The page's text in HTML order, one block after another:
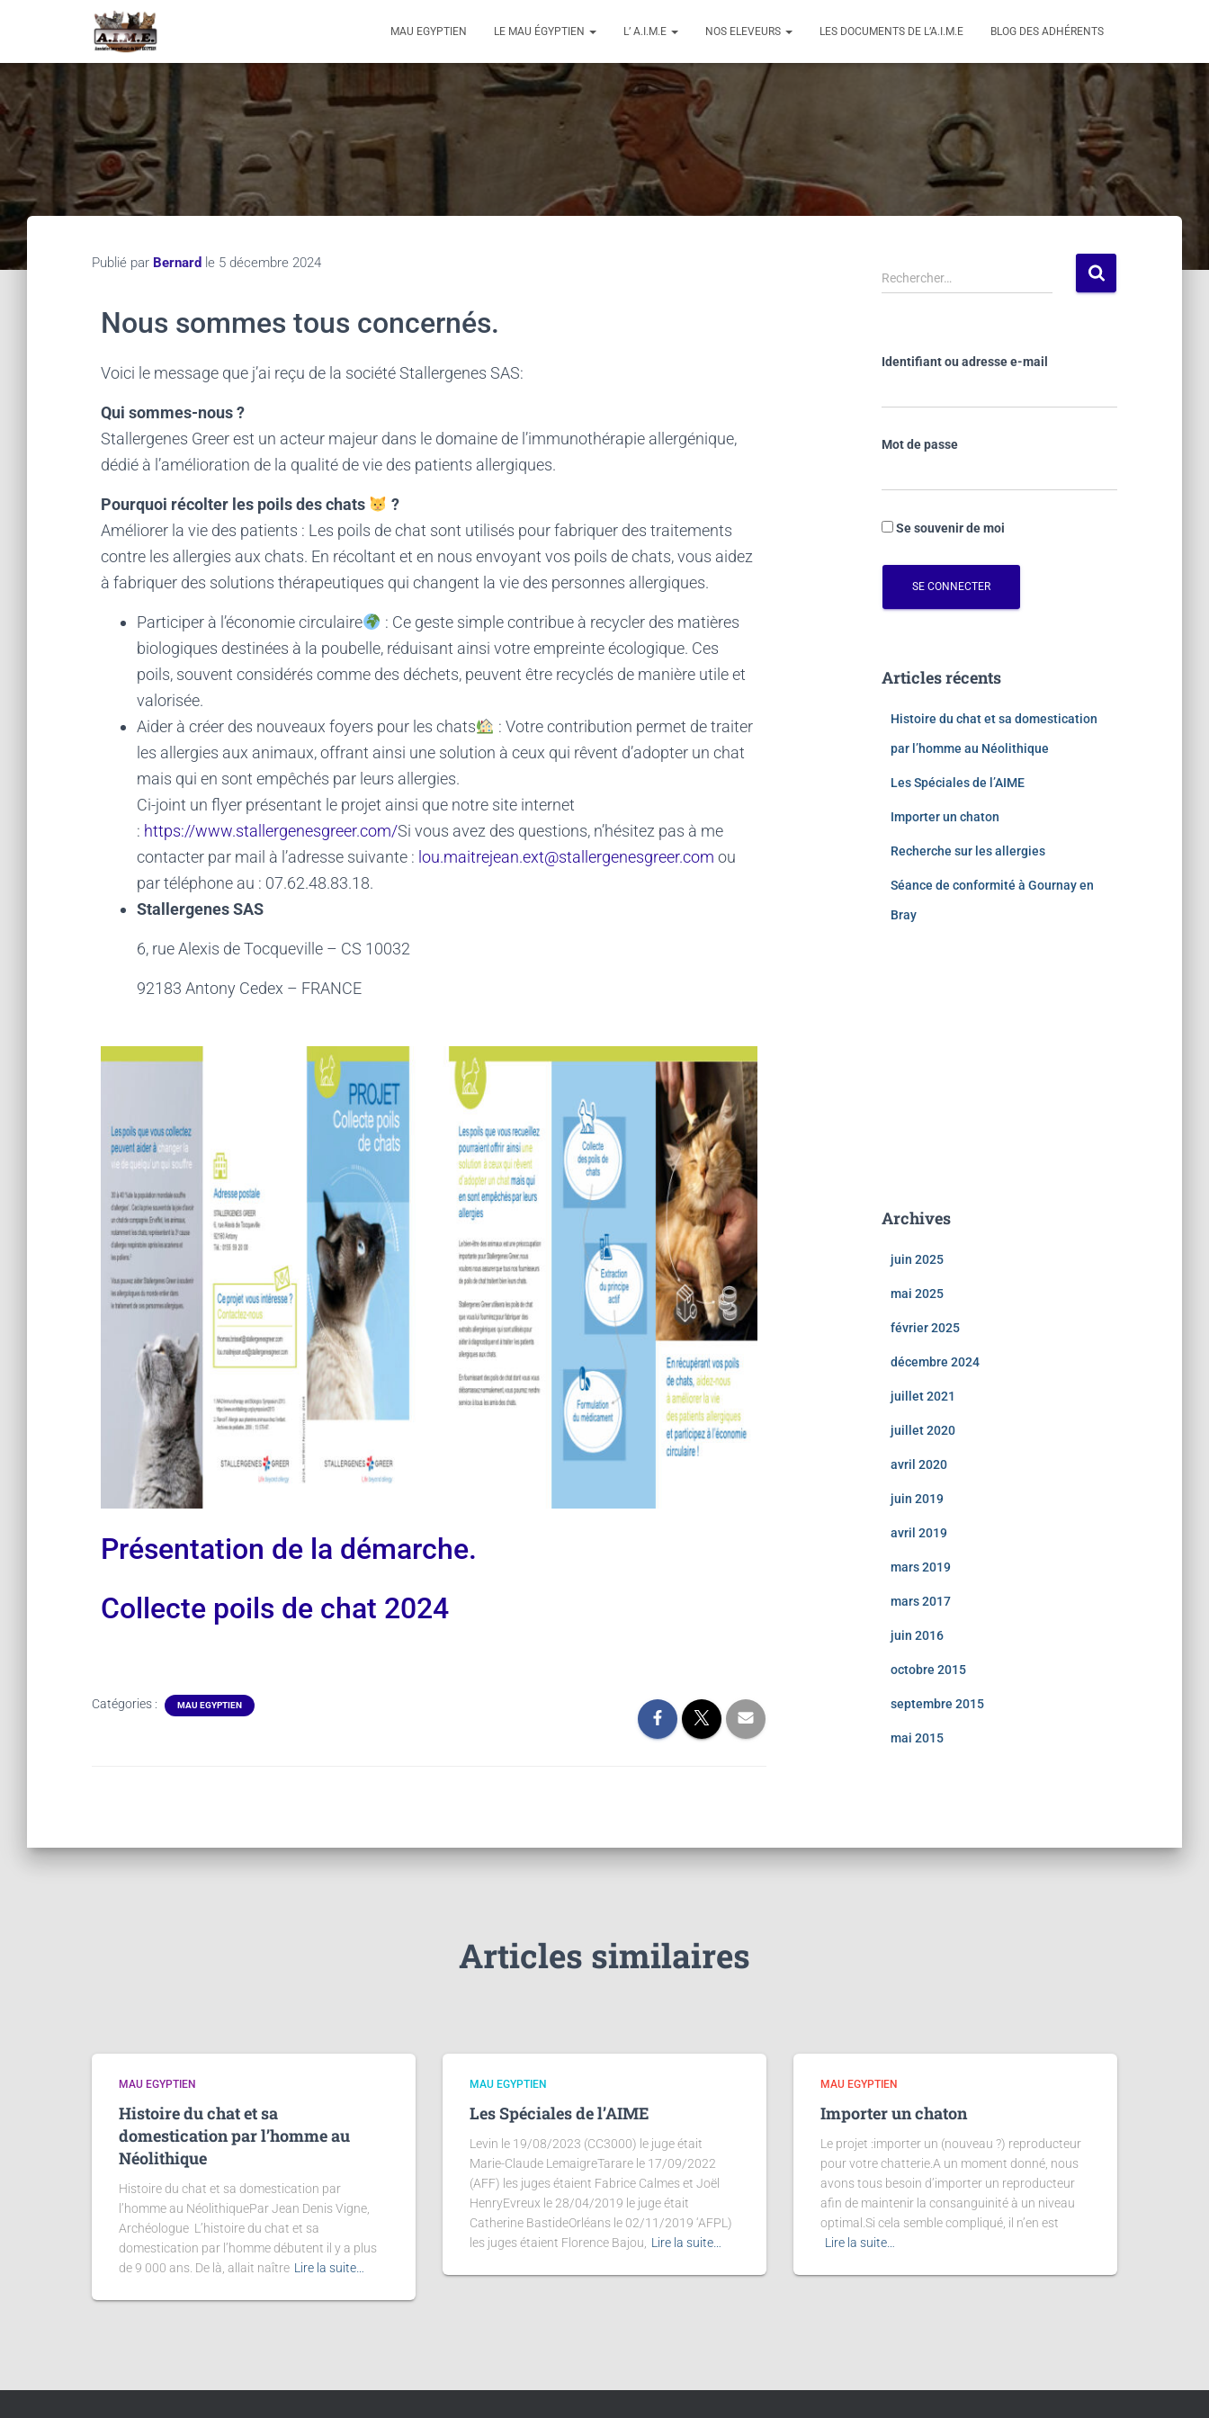
MAU EGYPTIEN LE MAU ÉGYPTIEN L’ A.I.M.E NOS ELEVEURS LES DOCUMENTS DE L’A.I.M.E BLOG DES ADHÉRENTS
Publié par Bernard le 5 décembre 2024
Nous sommes tous concernés.
Voici le message que j’ai reçu de la société Stallergenes SAS:
Qui sommes-nous ?
Stallergenes Greer est un acteur majeur dans le domaine de l’immunothérapie allergénique,
dédié à l’amélioration de la qualité de vie des patients allergiques.
Pourquoi récolter les poils des chats
?
Améliorer la vie des patients : Les poils de chat sont utilisés pour fabriquer des traitements
contre les allergies aux chats. En récoltant et en nous envoyant vos poils de chats, vous aidez
à fabriquer des solutions thérapeutiques qui changent la vie des personnes allergiques.
Participer à l’économie circulaire
: Ce geste simple contribue à recycler des matières
biologiques destinées à la poubelle, réduisant ainsi votre empreinte écologique. Ces
poils, souvent considérés comme des déchets, peuvent être recyclés de manière utile et
valorisée.
Aider à créer des nouveaux foyers pour les chats
: Votre contribution permet de traiter
les allergies aux animaux, offrant ainsi une solution à ceux qui rêvent d’adopter un chat
mais qui en sont empêchés par leurs allergies.
Ci-joint un flyer présentant le projet ainsi que notre site internet
: https://www.stallergenesgreer.com/Si vous avez des questions, n’hésitez pas à me
contacter par mail à l’adresse suivante : lou.maitrejean.ext@stallergenesgreer.com ou
par téléphone au : 07.62.48.83.18.
Stallergenes SAS
6, rue Alexis de Tocqueville – CS 10032
92183 Antony Cedex – FRANCE
Présentation de la démarche.
Collecte poils de chat 2024
Catégories : MAU EGYPTIEN
Rechercher…
Identifiant ou adresse e-mail
Mot de passe
Se souvenir de moi
Articles récents
Histoire du chat et sa domestication
par l’homme au Néolithique
Les Spéciales de l’AIME
Importer un chaton
Recherche sur les allergies
Séance de conformité à Gournay en
Bray
Archives
juin 2025
mai 2025
février 2025
décembre 2024
juillet 2021
juillet 2020
avril 2020
juin 2019
avril 2019
mars 2019
mars 2017
juin 2016
octobre 2015
septembre 2015
mai 2015
Articles similaires
MAU EGYPTIEN
Histoire du chat et sa
domestication par l’homme au
Néolithique
Histoire du chat et sa domestication par
l’homme au NéolithiquePar Jean Denis Vigne,
Archéologue L’histoire du chat et sa
domestication par l’homme débutent il y a plus
de 9 000 ans. De là, allait naître Lire la suite…
MAU EGYPTIEN
Les Spéciales de l’AIME
Levin le 19/08/2023 (CC3000) le juge était
Marie-Claude LemaigreTarare le 17/09/2022
(AFF) les juges étaient Fabrice Calmes et Joël
HenryEvreux le 28/04/2019 le juge était
Catherine BastideOrléans le 02/11/2019 ‘AFPL)
les juges étaient Florence Bajou, Lire la suite…
MAU EGYPTIEN
Importer un chaton
Le projet :importer un (nouveau ?) reproducteur
pour votre chatterie.A un moment donné, nous
avons tous besoin d’importer un reproducteur
afin de maintenir la consanguinité à un niveau
optimal.Si cela semble compliqué, il n’en est
Lire la suite…